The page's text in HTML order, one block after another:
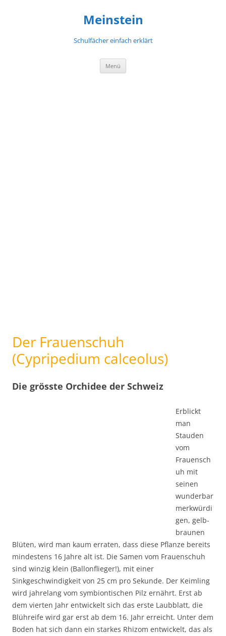
Meinstein
Schulfächer einfach erklärt
Menü
Der Frauenschuh
(Cypripedium calceolus)
Die grösste Orchidee der Schweiz
Erblickt
man
Stauden
vom
Frauensch
uh mit
seinen
wunderbar
merkwürdi
gen, gelb-
braunen
Blüten, wird man kaum erraten, dass diese Pflanze bereits
mindestens 16 Jahre alt ist. Die Samen vom Frauenschuh
sind winzig klein (Ballonflieger!), mit einer
Sinkgeschwindigkeit von 25 cm pro Sekunde. Der Keimling
wird jahrelang vom symbiontischen Pilz ernährt. Erst ab
dem vierten Jahr entwickelt sich das erste Laubblatt, die
Blühreife wird gar erst ab dem 16. Jahr erreicht. Unter dem
Boden hat sich dann ein starkes Rhizom entwickelt, das als